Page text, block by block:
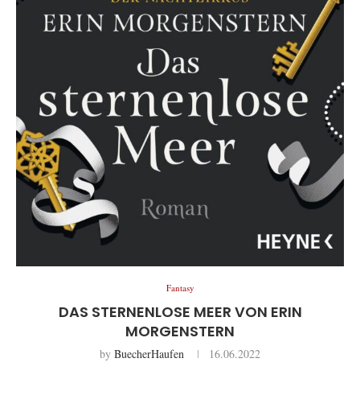
Fantasy
DAS STERNENLOSE MEER VON ERIN
MORGENSTERN
by BuecherHaufen 16.06.2022